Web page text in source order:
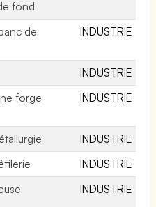
fond
de
INDUSTRIE
INDUSTRIE
forge
INDUSTRIE
INDUSTRIE
INDUSTRIE
INDUSTRIE